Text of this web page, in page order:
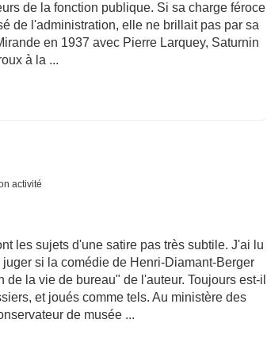
de la fonction publique. Si sa charge féroce
de l'administration, elle ne brillait pas par sa
en 1937 avec Pierre Larquey, Saturnin
à la ...
activité
les sujets d'une satire pas très subtile. J'ai lu
si la comédie de Henri-Diamant-Berger
la vie de bureau" de l'auteur. Toujours est-il
et joués comme tels. Au ministère des
de musée ...